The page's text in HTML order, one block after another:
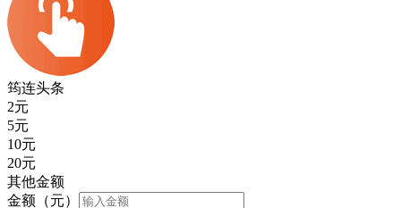
筠连头条
2元
5元
10元
20元
其他金额
金额（元）